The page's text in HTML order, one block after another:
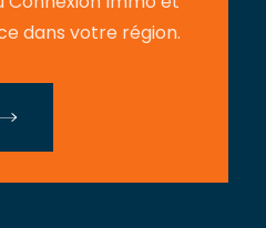
Connexion Immo et
dans votre région.